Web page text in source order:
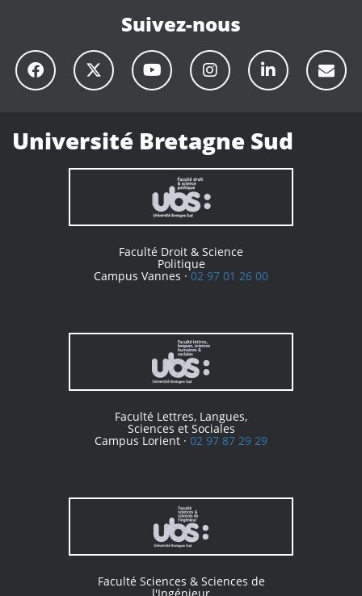
Suivez-nous
Université Bretagne Sud
Faculté Droit & Science
Politique
Campus Vannes ·02 97 01 26 00
Faculté Lettres, Langues,
Sciences et Sociales
Campus Lorient · 02 97 87 29 29
Faculté Sciences & Sciences de